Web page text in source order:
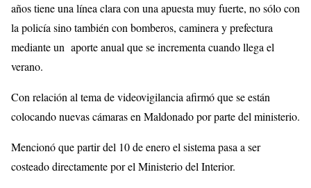
años tiene una línea clara con una apuesta muy fuerte, no sólo con
la policía sino también con bomberos, caminera y prefectura
mediante un aporte anual que se incrementa cuando llega el
verano.
Con relación al tema de videovigilancia afirmó que se están
colocando nuevas cámaras en Maldonado por parte del ministerio.
Mencionó que partir del 10 de enero el sistema pasa a ser
costeado directamente por el Ministerio del Interior.